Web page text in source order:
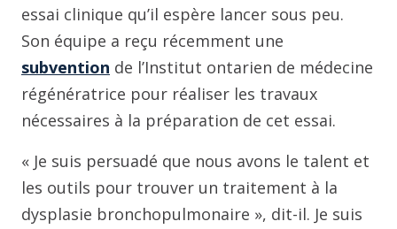
essai clinique qu’il espère lancer sous peu.
Son équipe a reçu récemment une
subvention de l’Institut ontarien de médecine
régénératrice pour réaliser les travaux
nécessaires à la préparation de cet essai.
« Je suis persuadé que nous avons le talent et
les outils pour trouver un traitement à la
dysplasie bronchopulmonaire », dit-il. Je suis